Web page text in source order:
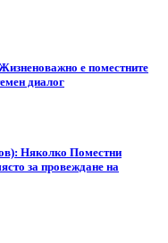
е поместните
диалог
Няколко Поместни
за провеждане на